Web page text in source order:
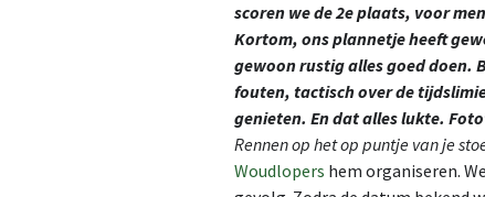
scoren we de 2e plaats, voor
Kortom, ons plannetje heeft
gewoon rustig alles goed doen.
fouten, tactisch over de
genieten. En dat alles lukte.
Rennen op het op puntje van je
Woudlopers hem organiseren.